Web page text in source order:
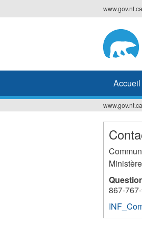
to
www.gov.nt.ca
Accueil
Vous
êtes
ici
www.gov.nt.ca
867-